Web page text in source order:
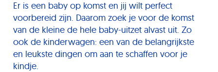
Er is een baby op komst en jij wilt perfect
voorbereid zijn. Daarom zoek je voor de komst
van de kleine de hele baby-uitzet alvast uit. Zo
ook de kinderwagen: een van de belangrijkste
en leukste dingen om aan te schaffen voor je
kindje.